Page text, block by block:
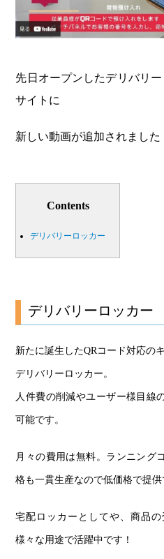
先日オープンしたデリバリ
サイトに
新しい動画が追加されました
Contents
デリバリーロッカー
デリバリーロッカー
新たに誕生したQRコード対応の
デリバリーロッカー。
人件費の削減やユーザー様目線
可能です。
月々の費用は無料。ランニング
格も一貫生産なので低価格で提供
宅配ロッカーとしてや、商品の
様々な用途で活躍中です！